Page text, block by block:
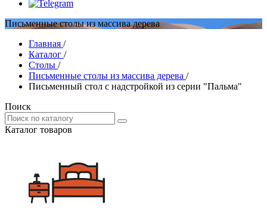
Письменные столы из массива дерева
Главная /
Каталог /
Столы /
Письменные столы из массива дерева /
Письменный стол с надстройкой из серии "Пальма"
Поиск
Каталог товаров